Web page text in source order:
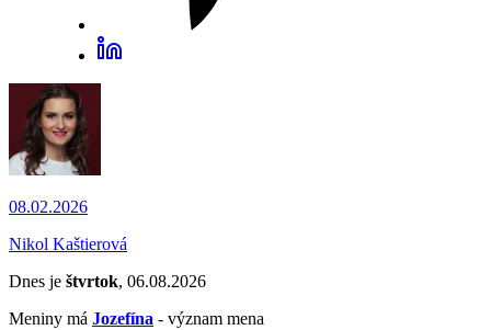
08.02.2026
Nikol Kaštierová
Dnes je štvrtok, 06.08.2026
Meniny má Jozefína - význam mena